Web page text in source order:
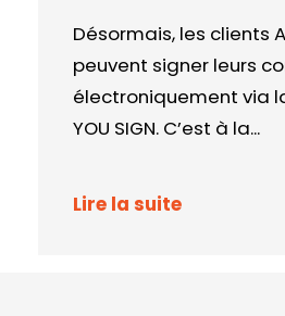
Désormais, les clients
peuvent signer leurs
électroniquement via
YOU SIGN. C’est à la...
Lire la suite